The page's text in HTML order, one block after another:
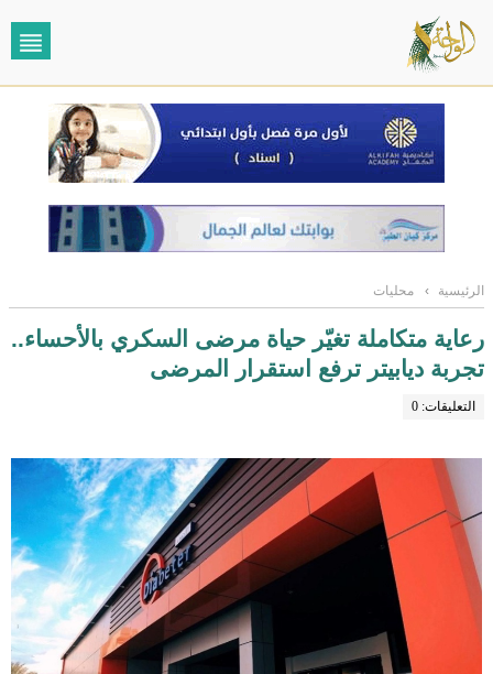
الرئيسية › محليات
رعاية متكاملة تغيّر حياة مرضى السكري بالأحساء..
تجربة ديابيتر ترفع استقرار المرضى
التعليقات: 0